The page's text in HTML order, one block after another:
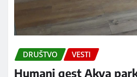
DRUŠTVO VESTI
Humani gest Akva